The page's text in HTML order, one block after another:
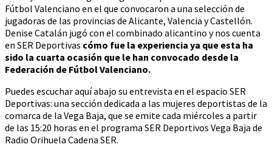
Fútbol Valenciano en el que convocaron a una selección de
jugadoras de las provincias de Alicante, Valencia y Castellón.
Denise Catalán jugó con el combinado alicantino y nos cuenta
en SER Deportivas cómo fue la experiencia ya que esta ha
sido la cuarta ocasión que le han convocado desde la
Federación de Fútbol Valenciano.
Puedes escuchar aquí abajo su entrevista en el espacio SER
Deportivas: una sección dedicada a las mujeres deportistas de la
comarca de la Vega Baja, que se emite cada miércoles a partir
de las 15:20 horas en el programa SER Deportivos Vega Baja de
Radio Orihuela Cadena SER.